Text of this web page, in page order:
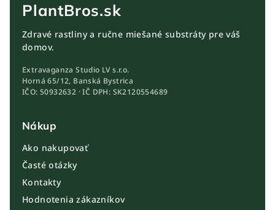
PlantBros.sk
Zdravé rastliny a ručne miešané substráty pre váš
domov.
Extravaganza Studio LV s.r.o.
Horná 65/12, Banská Bystrica
IČO: 50932632 · IČ DPH: SK2120554689
Nákup
Ako nakupovať
Časté otázky
Kontakty
Hodnotenia zákazníkov